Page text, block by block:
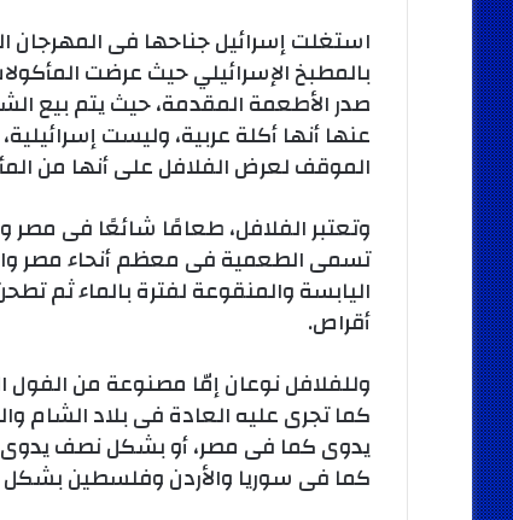
استغلت إسرائيل جناحها فى المهرجان
بالمطبخ الإسرائيلي حيث عرضت
عنها أنها أكلة عربية، وليست
الموقف لعرض الفلافل على أنها من
وتعتبر الفلافل، طعامًا شائعًا فى مصر
تسمى الطعمية فى معظم أنحاء مصر
اليابسة والمنقوعة لفترة بالماء ثم
أقراص.
وللفلافل نوعان إمّا مصنوعة من
كما تجرى عليه العادة فى بلاد الشام
يدوى كما فى مصر، أو بشكل نصف يدوى
كما فى سوريا والأردن وفلسطين